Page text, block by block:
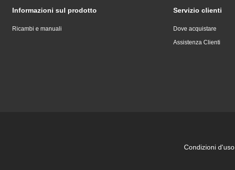
Informazioni sul prodotto
Ricambi e manuali
Servizio clienti
Dove acquistare
Assistenza Clienti
Condizioni d'uso